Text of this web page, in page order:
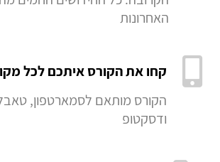
האחרונות
קחו את הקורס איתכם לכל
הקורס מותאם לסמארטפון,
ודסקטופ